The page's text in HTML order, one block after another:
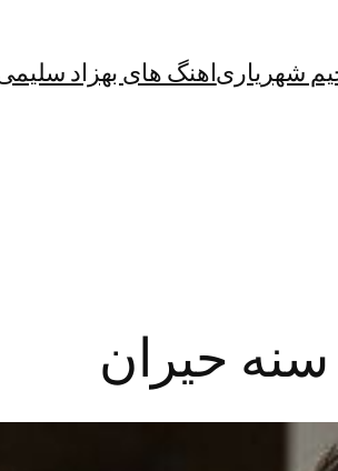
شهریاریاهنگ های بهزاد
سنه حیران